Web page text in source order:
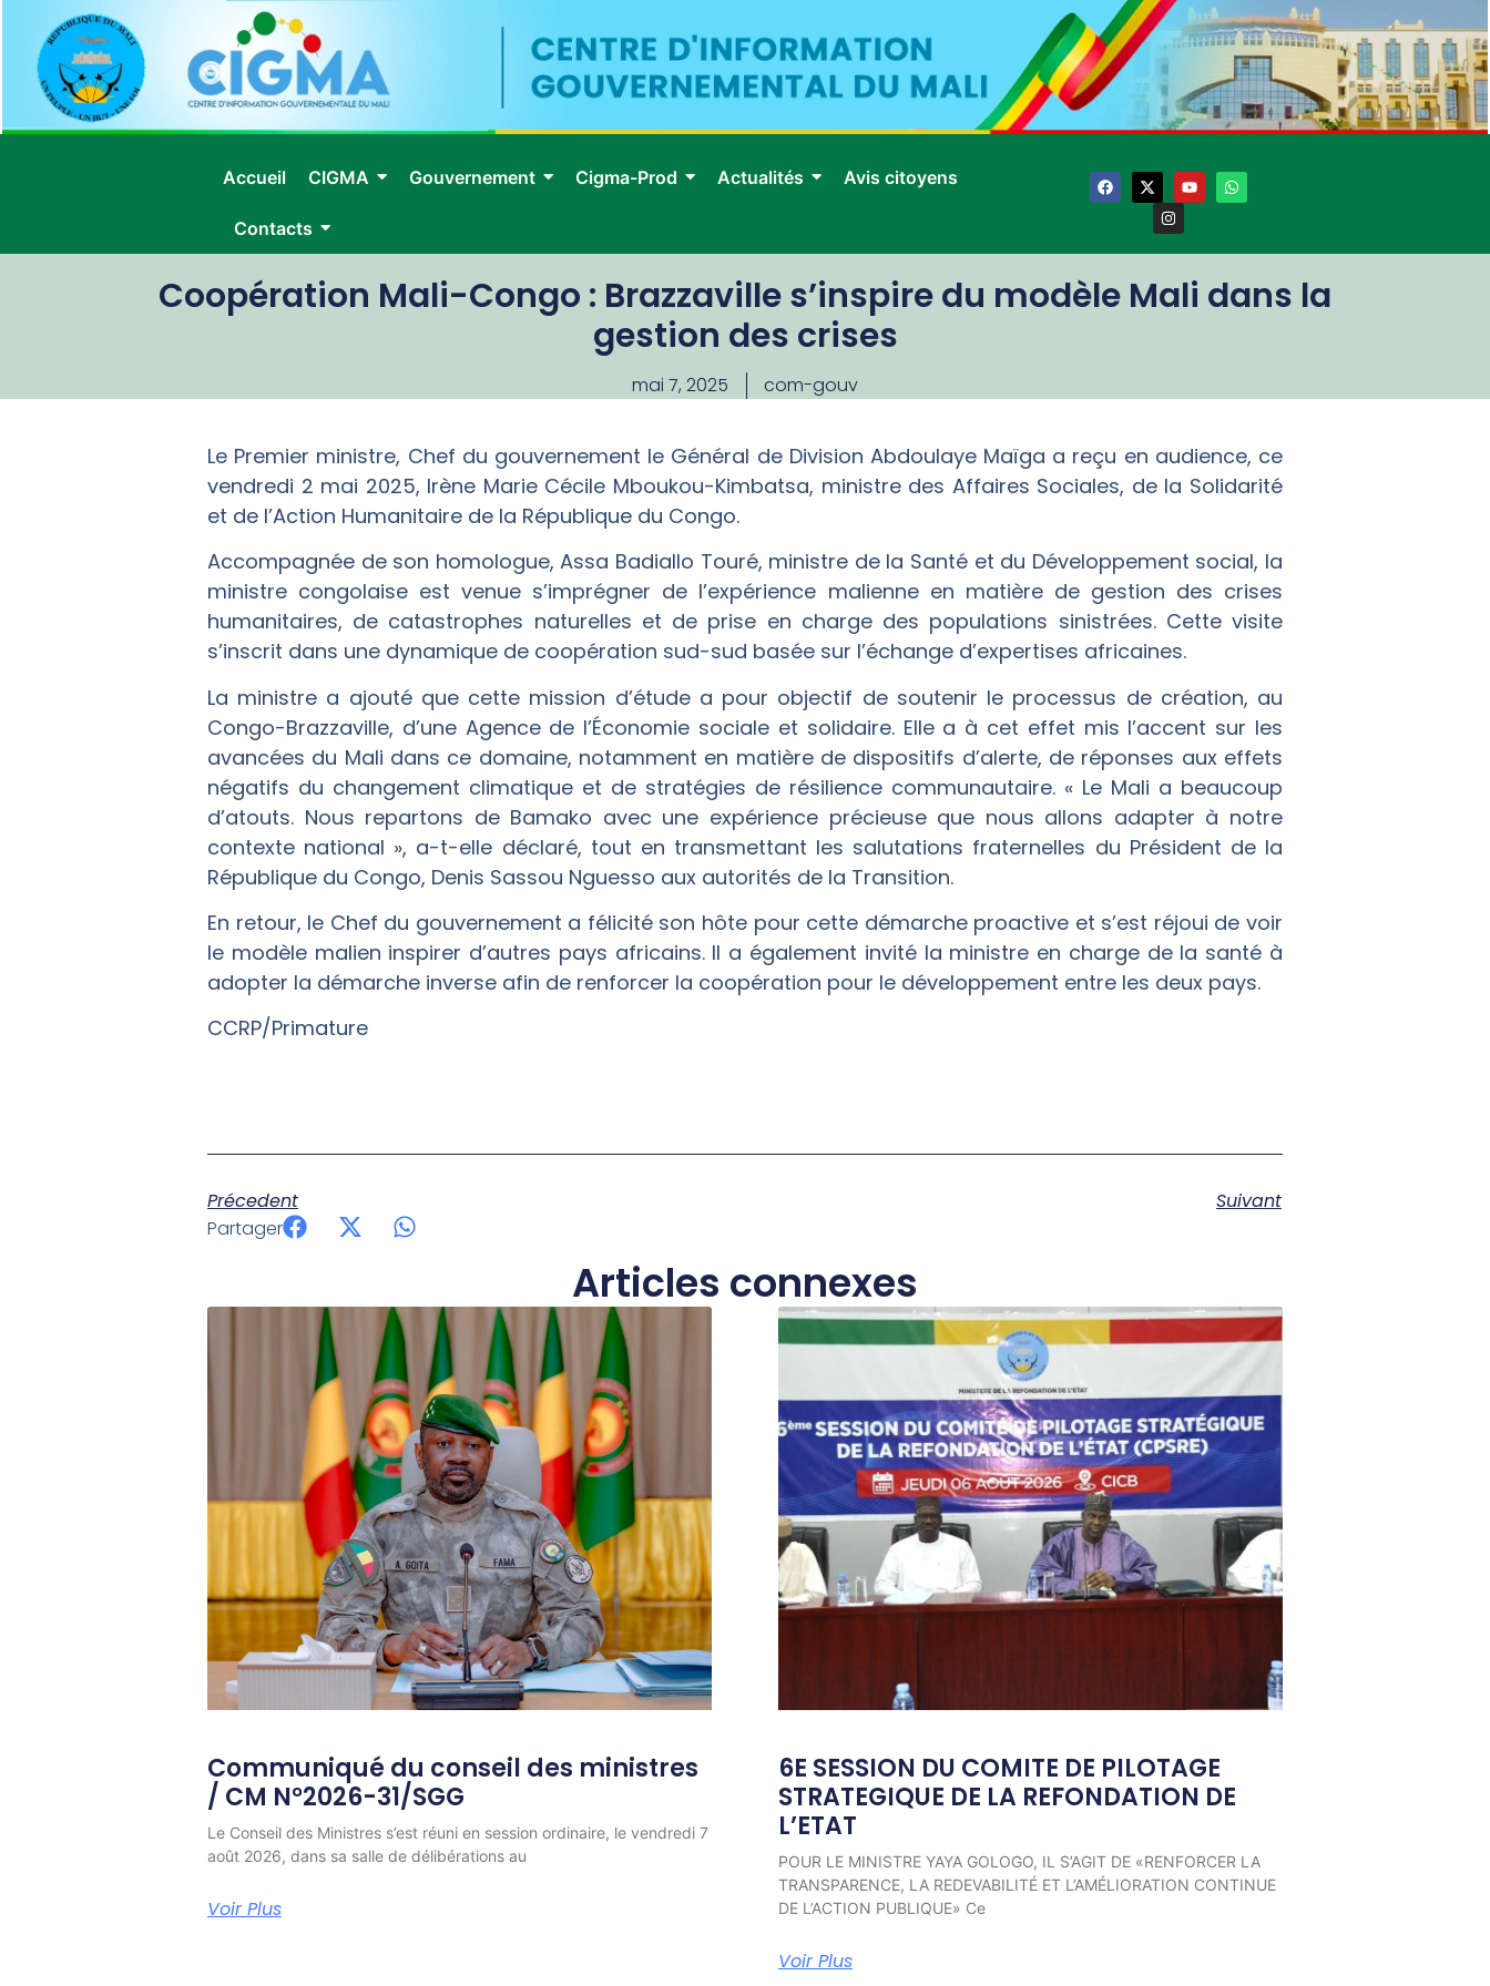
Accueil CIGMA Gouvernement Cigma-Prod Actualités Avis citoyens
Contacts
Coopération Mali-Congo : Brazzaville s’inspire du modèle Mali dans la
gestion des crises
mai 7, 2025 com-gouv
Le Premier ministre, Chef du gouvernement le Général de Division Abdoulaye Maïga a reçu en audience, ce
vendredi 2 mai 2025, Irène Marie Cécile Mboukou-Kimbatsa, ministre des Affaires Sociales, de la Solidarité
et de l’Action Humanitaire de la République du Congo.
Accompagnée de son homologue, Assa Badiallo Touré, ministre de la Santé et du Développement social, la
ministre congolaise est venue s’imprégner de l’expérience malienne en matière de gestion des crises
humanitaires, de catastrophes naturelles et de prise en charge des populations sinistrées. Cette visite
s’inscrit dans une dynamique de coopération sud-sud basée sur l’échange d’expertises africaines.
La ministre a ajouté que cette mission d’étude a pour objectif de soutenir le processus de création, au
Congo-Brazzaville, d’une Agence de l’Économie sociale et solidaire. Elle a à cet effet mis l’accent sur les
avancées du Mali dans ce domaine, notamment en matière de dispositifs d’alerte, de réponses aux effets
négatifs du changement climatique et de stratégies de résilience communautaire. « Le Mali a beaucoup
d’atouts. Nous repartons de Bamako avec une expérience précieuse que nous allons adapter à notre
contexte national », a-t-elle déclaré, tout en transmettant les salutations fraternelles du Président de la
République du Congo, Denis Sassou Nguesso aux autorités de la Transition.
En retour, le Chef du gouvernement a félicité son hôte pour cette démarche proactive et s’est réjoui de voir
le modèle malien inspirer d’autres pays africains. Il a également invité la ministre en charge de la santé à
adopter la démarche inverse afin de renforcer la coopération pour le développement entre les deux pays.
CCRP/Primature
Précedent
Suivant
Partager
Articles connexes
Communiqué du conseil des ministres
/ CM N°2026-31/SGG
Le Conseil des Ministres s’est réuni en session ordinaire, le vendredi 7
août 2026, dans sa salle de délibérations au
Voir Plus
6E SESSION DU COMITE DE PILOTAGE
STRATEGIQUE DE LA REFONDATION DE
L’ETAT
POUR LE MINISTRE YAYA GOLOGO, IL S’AGIT DE «RENFORCER LA
TRANSPARENCE, LA REDEVABILITÉ ET L’AMÉLIORATION CONTINUE
DE L’ACTION PUBLIQUE» Ce
Voir Plus